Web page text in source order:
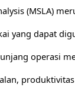
(MSLA)
yang dapat
operasi